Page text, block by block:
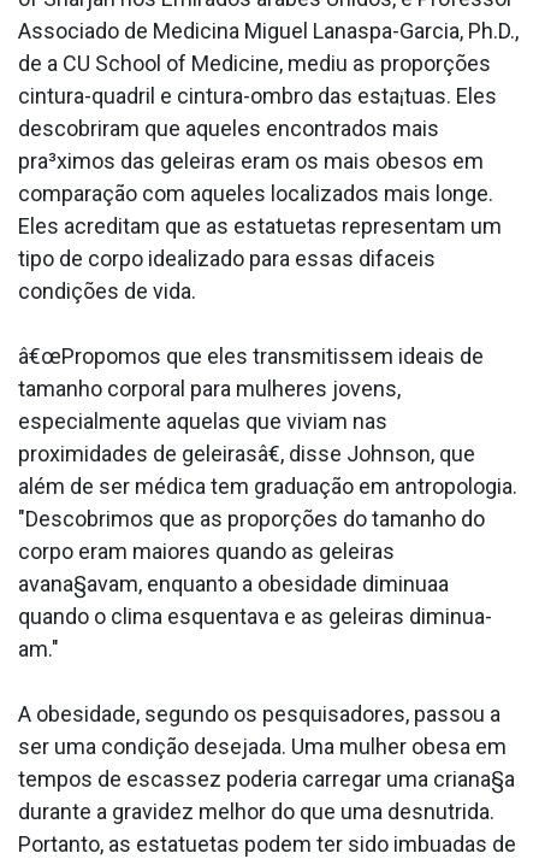
Associado de Medicina Miguel Lanaspa-Garcia, Ph.D.,
de a CU School of Medicine, mediu as proporções
cintura-quadril e cintura-ombro das esta¡tuas. Eles
descobriram que aqueles encontrados mais
pra³ximos das geleiras eram os mais obesos em
comparação com aqueles localizados mais longe.
Eles acreditam que as estatuetas representam um
tipo de corpo idealizado para essas difa­ceis
condições de vida.
â€œPropomos que eles transmitissem ideais de
tamanho corporal para mulheres jovens,
especialmente aquelas que viviam nas
proximidades de geleirasâ€, disse Johnson, que
além de ser médica tem graduação em antropologia.
"Descobrimos que as proporções do tamanho do
corpo eram maiores quando as geleiras
avana§avam, enquanto a obesidade diminua­a
quando o clima esquentava e as geleiras diminua­
am."
A obesidade, segundo os pesquisadores, passou a
ser uma condição desejada. Uma mulher obesa em
tempos de escassez poderia carregar uma criana§a
durante a gravidez melhor do que uma desnutrida.
Portanto, as estatuetas podem ter sido imbua­das de